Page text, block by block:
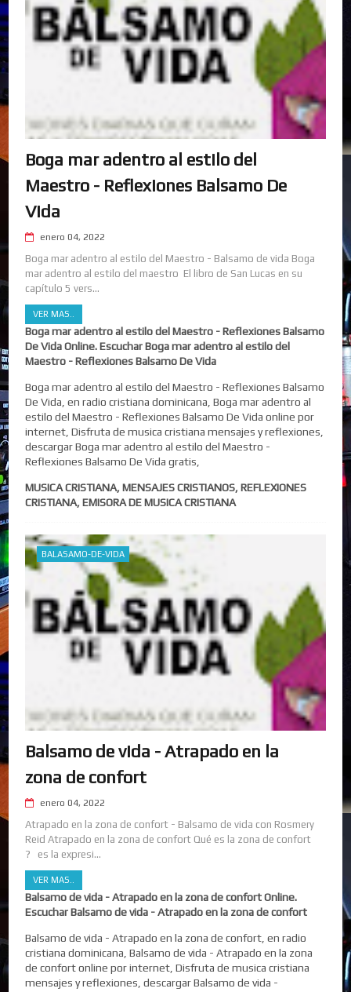
Boga mar adentro al estilo del
Maestro - Reflexiones Balsamo De
Vida
enero 04, 2022
Boga mar adentro al estilo del Maestro - Balsamo de vida Boga
mar adentro al estilo del maestro El libro de San Lucas en su
capítulo 5 vers...
VER MAS..
Boga mar adentro al estilo del Maestro - Reflexiones Balsamo
De Vida Online. Escuchar Boga mar adentro al estilo del
Maestro - Reflexiones Balsamo De Vida
Boga mar adentro al estilo del Maestro - Reflexiones Balsamo
De Vida, en radio cristiana dominicana, Boga mar adentro al
estilo del Maestro - Reflexiones Balsamo De Vida online por
internet, Disfruta de musica cristiana mensajes y reflexiones,
descargar Boga mar adentro al estilo del Maestro -
Reflexiones Balsamo De Vida gratis,
MUSICA CRISTIANA, MENSAJES CRISTIANOS, REFLEXIONES
CRISTIANA, EMISORA DE MUSICA CRISTIANA
BALASAMO-DE-VIDA
Balsamo de vida - Atrapado en la
zona de confort
enero 04, 2022
Atrapado en la zona de confort - Balsamo de vida con Rosmery
Reid Atrapado en la zona de confort Qué es la zona de confort
? es la expresi...
VER MAS..
Balsamo de vida - Atrapado en la zona de confort Online.
Escuchar Balsamo de vida - Atrapado en la zona de confort
Balsamo de vida - Atrapado en la zona de confort, en radio
cristiana dominicana, Balsamo de vida - Atrapado en la zona
de confort online por internet, Disfruta de musica cristiana
mensajes y reflexiones, descargar Balsamo de vida -